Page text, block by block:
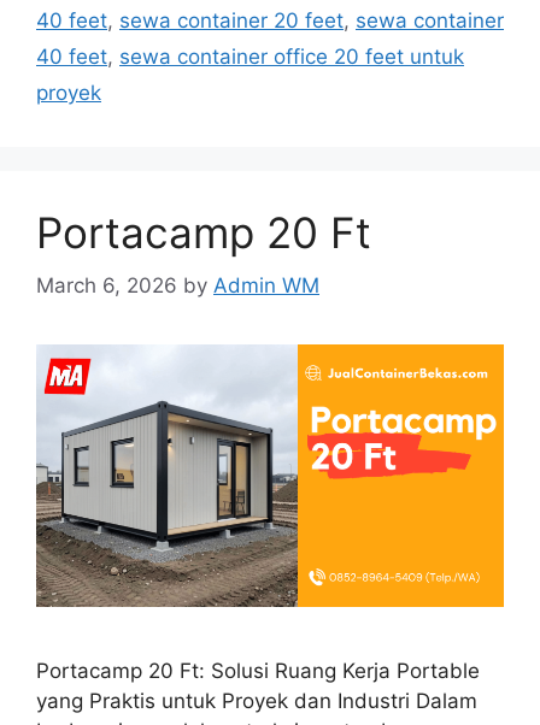
40 feet, sewa container 20 feet, sewa container
40 feet, sewa container office 20 feet untuk
proyek
Portacamp 20 Ft
March 6, 2026 by Admin WM
Portacamp 20 Ft: Solusi Ruang Kerja Portable
yang Praktis untuk Proyek dan Industri Dalam